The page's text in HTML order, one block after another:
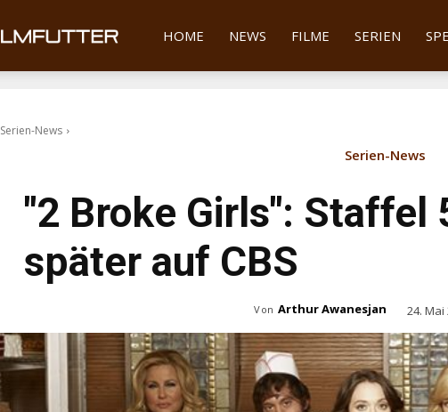
Filmfutter
HOME NEWS FILME SERIEN
Serien-News
Serien-News
"2 Broke Girls": Staffel
später auf CBS
Von Arthur Awanesjan 24. Mai